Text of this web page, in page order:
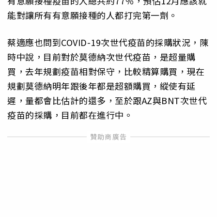
能對讓所有有意願接種的人都打完第一劑。
蔡適應也問到COVID-19次世代疫苗的採購狀況，陳
時中說，目前對於莫德納次世代疫苗，是超量購
買，去年規劃疫苗相對保守，比較精算購買，現在
規劃莫德納明年跟後年都是超額購買，縱使有延
遲，量都會比估計的還多，至於跟AZ與BNT次世代
疫苗的採購，目前都在進行中。